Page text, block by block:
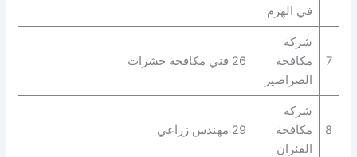
في الهرم
7
شركة
مكافحة
الصراصير
26 فني مكافحة حشرات
8
شركة
مكافحة
الفئران
29 مهندس زراعي